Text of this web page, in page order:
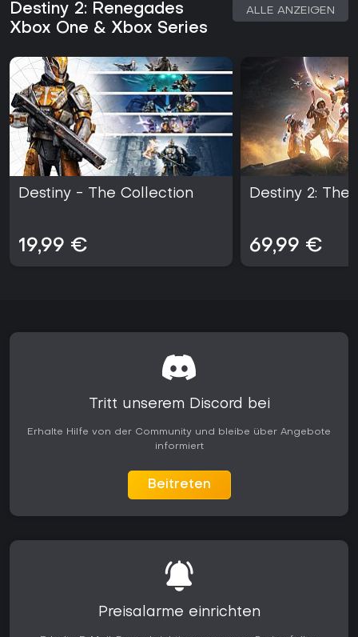
weniger geeignet empfinden.
Destiny 2: Renegades
Xbox One & Xbox Series
ALLE ANZEIGEN
Destiny - The Collection
19,99 €
Destiny 2: The
69,99 €
Tritt unserem Discord bei
Erhalte Hilfe von der Community und bleibe über Angebote
informiert
Beitreten
Preisalarme einrichten